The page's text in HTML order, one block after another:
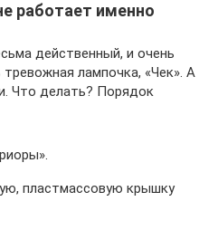
работает именно
действенный, и очень
лампочка, «Чек». А
Что делать? Порядок
пластмассовую крышку